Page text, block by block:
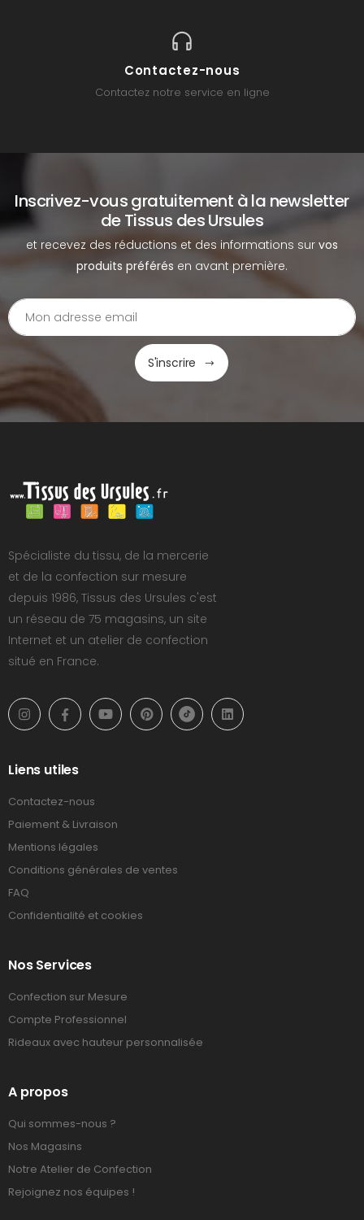
Contactez-nous
Contactez notre service en ligne
Inscrivez-vous gratuitement à la newsletter
de Tissus des Ursules
et recevez des réductions et des informations sur vos
produits préférés en avant première.
S'inscrire
Spécialiste du tissu, de la mercerie
et de la confection sur mesure
depuis 1986, Tissus des Ursules c'est
un réseau de 75 magasins, un site
Internet et un atelier de confection
situé en France.
Liens utiles
Contactez-nous
Paiement & Livraison
Mentions légales
Conditions générales de ventes
FAQ
Confidentialité et cookies
Nos Services
Confection sur Mesure
Compte Professionnel
Rideaux avec hauteur personnalisée
A propos
Qui sommes-nous ?
Nos Magasins
Notre Atelier de Confection
Rejoignez nos équipes !